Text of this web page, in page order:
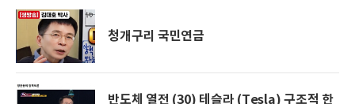
청개구리 국민연금
반도체 열전 (30) 테슬라 (Tesla) 구조적 한